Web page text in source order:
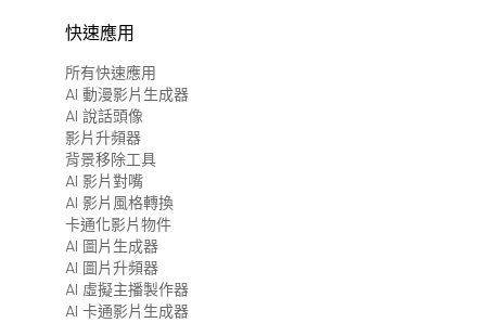
快速應用
所有快速應用
AI 動漫影片生成器
AI 說話頭像
影片升頻器
背景移除工具
AI 影片對嘴
AI 影片風格轉換
卡通化影片物件
AI 圖片生成器
AI 圖片升頻器
AI 虛擬主播製作器
AI 卡通影片生成器